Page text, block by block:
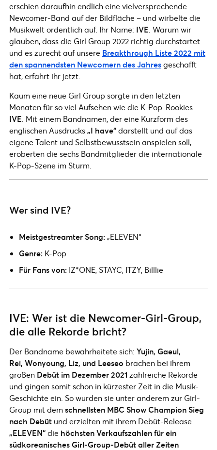
erschien daraufhin endlich eine vielversprechende
Newcomer-Band auf der Bildfläche – und wirbelte die
Musikwelt ordentlich auf. Ihr Name: IVE . Warum wir
glauben, dass die Girl Group 2022 richtig durchstartet
und es zurecht auf unsere Breakthrough Liste 2022 mit
den spannendsten Newcomern des Jahresgeschafft
hat, erfahrt ihr jetzt.
Kaum eine neue Girl Group sorgte in den letzten
Monaten für so viel Aufsehen wie die K-Pop-Rookies
IVE . Mit einem Bandnamen, der eine Kurzform des
englischen Ausdrucks„I have“darstellt und auf das
eigene Talent und Selbstbewusstsein anspielen soll,
eroberten die sechs Bandmitglieder die internationale
K-Pop-Szene im Sturm.
Wer sind IVE?
Meistgestreamter Song:„ELEVEN“
Genre: K-Pop
Für Fans von: IZ*ONE, STAYC, ITZY, Billlie
IVE: Wer ist die Newcomer-Girl-Group,
die alle Rekorde bricht?
Der Bandname bewahrheitete sich: Yujin, Gaeul,
Rei, Wonyoung, Liz, und Leeseo brachen bei ihrem
großen Debüt im Dezember 2021 zahlreiche Rekorde
und gingen somit schon in kürzester Zeit in die Musik-
Geschichte ein. So wurden sie unter anderem zur Girl-
Group mit demschnellsten MBC Show Champion Sieg
nach Debüt und erzielten mit ihrem Debüt-Release
„ELEVEN“die höchsten Verkaufszahlen für ein
südkoreanisches Girl-Group-Debüt aller Zeiten